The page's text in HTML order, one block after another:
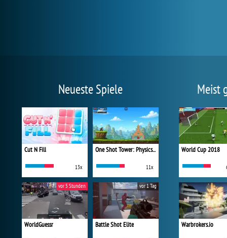
Neueste Spiele
Cut N Fill
13x
One Shot Tower: Physics Destroyer
11x
WorldGuessr
vor 5 Stunden
Battle Shot Elite
vor 1 Tag
Meist
World Cup 2018
Warbrokers.io